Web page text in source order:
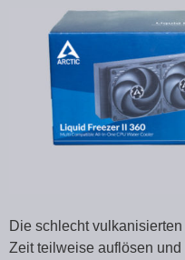
Die schlecht
Zeit teilweise auflösen